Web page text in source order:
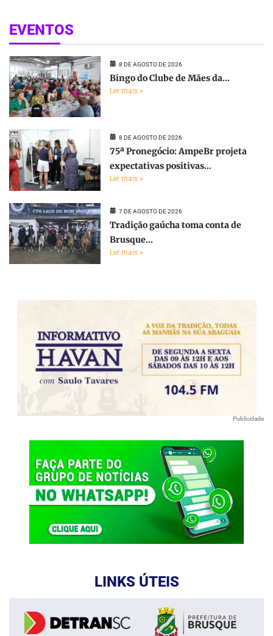
EVENTOS
8 DE AGOSTO DE 2026
Bingo do Clube de Mães da...
Ler mais »
8 DE AGOSTO DE 2026
75ª Pronegócio: AmpeBr projeta
expectativas positivas...
Ler mais »
7 DE AGOSTO DE 2026
Tradição gaúcha toma conta de
Brusque...
Ler mais »
Publicidade
LINKS ÚTEIS